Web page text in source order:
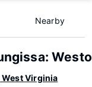
Nearby
Virginia